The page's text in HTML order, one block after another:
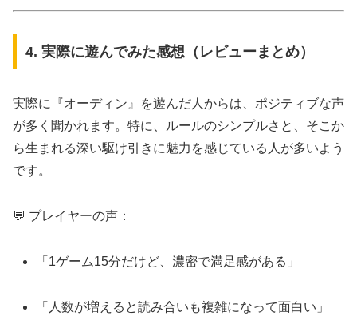
4. 実際に遊んでみた感想（レビューまとめ）
実際に『オーディン』を遊んだ人からは、ポジティブな声
が多く聞かれます。特に、ルールのシンプルさと、そこか
ら生まれる深い駆け引きに魅力を感じている人が多いよう
です。
💬 プレイヤーの声：
「1ゲーム15分だけど、濃密で満足感がある」
「人数が増えると読み合いも複雑になって面白い」